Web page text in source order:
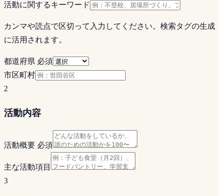
活動に関するキーワード
カンマや読点で区切って入力してください。検索タグの生成
に活用されます。
都道府県 必須
市区町村
2
活動内容
活動概要 必須
主な活動項目
3